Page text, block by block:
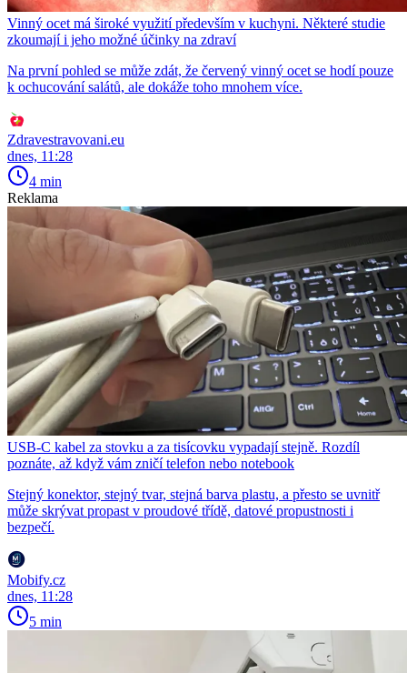
Vinný ocet má široké využití především v kuchyni. Některé studie
zkoumají i jeho možné účinky na zdraví
Na první pohled se může zdát, že červený vinný ocet se hodí pouze
k ochucování salátů, ale dokáže toho mnohem více.
Zdravestravovani.eu
dnes, 11:28
4 min
Reklama
USB-C kabel za stovku a za tisícovku vypadají stejně. Rozdíl
poznáte, až když vám zničí telefon nebo notebook
Stejný konektor, stejný tvar, stejná barva plastu, a přesto se uvnitř
může skrývat propast v proudové třídě, datové propustnosti i
bezpečí.
Mobify.cz
dnes, 11:28
5 min